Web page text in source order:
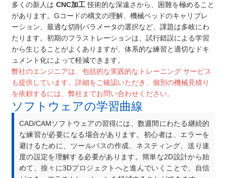
多くの新人は CNC加工技術的な深遠さから、困難を極めること
があります。Gコードの構文の理解、機械ベッドのキャリブレ
ーション、最適な切削パラメータの選択など、課題は多岐にわ
たります。初期のフラストレーションは、試行錯誤による学習
から生じることがよくありますが、体系的な練習と適切なドキ
ュメント化によって軽減できます。
弊社のエンジニアは、包括的な実践的なトレーニング サービス
も提供しています。詳細をご確認いただき、個別の機械見積り
を依頼するには、弊社までお問い合わせください。
ソフトウェアの学習曲線
CAD/CAMソフトウェアの習得には、数週間にわたる継続的
な練習が必要になる場合があります。初心者は、エラーを
避けるために、ツールパスの作成、ネスティング、送り速
度の設定を理解する必要があります。簡単な2D設計から始
めて、徐々に3Dプロジェクトへと進んでいくことで、自信